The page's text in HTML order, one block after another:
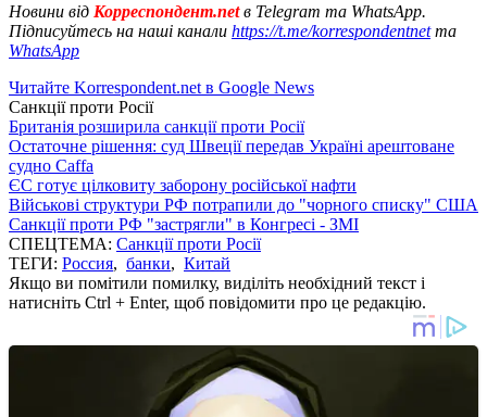
Новини від Корреспондент.netв Telegram та WhatsApp.
Підписуйтесь на наші канали https://t.me/korrespondentnetта
WhatsApp
Читайте Korrespondent.net в Google News
Санкції проти Росії
Британія розширила санкції проти Росії
Остаточне рішення: суд Швеції передав Україні арештоване
судно Caffa
ЄС готує цілковиту заборону російської нафти
Військові структури РФ потрапили до "чорного списку" США
Санкції проти РФ "застрягли" в Конгресі - ЗМІ
СПЕЦТЕМА: Санкції проти Росії
ТЕГИ: Россия, банки, Китай
Якщо ви помітили помилку, виділіть необхідний текст і
натисніть Ctrl + Enter, щоб повідомити про це редакцію.